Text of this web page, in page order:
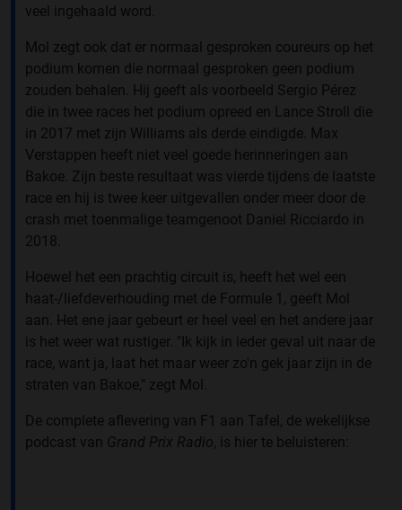
veel ingehaald word.
Mol zegt ook dat er normaal gesproken coureurs op het
podium komen die normaal gesproken geen podium
zouden behalen. Hij geeft als voorbeeld Sergio Pérez
die in twee races het podium opreed en Lance Stroll die
in 2017 met zijn Williams als derde eindigde. Max
Verstappen heeft niet veel goede herinneringen aan
Bakoe. Zijn beste resultaat was vierde tijdens de laatste
race en hij is twee keer uitgevallen onder meer door de
crash met toenmalige teamgenoot Daniel Ricciardo in
2018.
Hoewel het een prachtig circuit is, heeft het wel een
haat-/liefdeverhouding met de Formule 1, geeft Mol
aan. Het ene jaar gebeurt er heel veel en het andere jaar
is het weer wat rustiger. "Ik kijk in ieder geval uit naar de
race, want ja, laat het maar weer zo'n gek jaar zijn in de
straten van Bakoe," zegt Mol.
De complete aflevering van F1 aan Tafel, de wekelijkse
podcast van Grand Prix Radio, is hier te beluisteren: